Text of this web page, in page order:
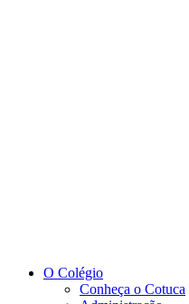
O Colégio
Conheça o Cotuca